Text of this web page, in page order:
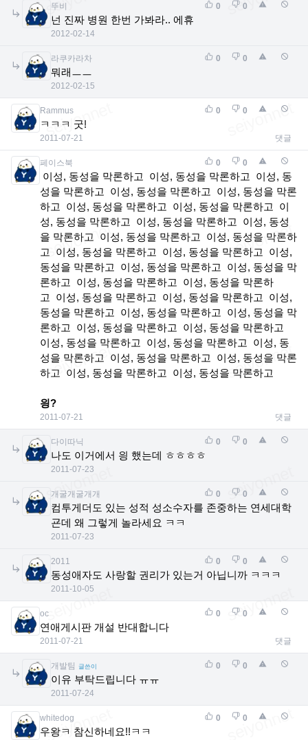
뚜비 0 0
넌 진짜 병원 한번 가봐라.. 에휴
2012-02-14
라쿠카라차 0 0
뭐래ㅡㅡ
2012-02-15
Rammus 0 0
ㅋㅋㅋ 굿!
2011-07-21 댓글
페이스북 0 0
이성, 동성을 막론하고 이성, 동성을 막론하고 이성, 동
성을 막론하고 이성, 동성을 막론하고 이성, 동성을 막론
하고 이성, 동성을 막론하고 이성, 동성을 막론하고 이
성, 동성을 막론하고 이성, 동성을 막론하고 이성, 동성
을 막론하고 이성, 동성을 막론하고 이성, 동성을 막론하
고 이성, 동성을 막론하고 이성, 동성을 막론하고 이성,
동성을 막론하고 이성, 동성을 막론하고 이성, 동성을 막
론하고 이성, 동성을 막론하고 이성, 동성을 막론하
고 이성, 동성을 막론하고 이성, 동성을 막론하고 이성,
동성을 막론하고 이성, 동성을 막론하고 이성, 동성을 막
론하고 이성, 동성을 막론하고 이성, 동성을 막론하고
이성, 동성을 막론하고 이성, 동성을 막론하고 이성, 동
성을 막론하고 이성, 동성을 막론하고 이성, 동성을 막론
하고 이성, 동성을 막론하고 이성, 동성을 막론하고
읭?
2011-07-21 댓글
다이따닉 0 0
나도 이거에서 읭 했는데 ㅎㅎㅎㅎ
2011-07-23
개굴개굴개개 0 0
컴투게더도 있는 성적 성소수자를 존중하는 연세대학
굔데 왜 그렇게 놀라세요 ㅋㅋ
2011-07-23
2011 0 0
동성애자도 사랑할 권리가 있는거 아닙니까 ㅋㅋㅋ
2011-10-05
oc 0 0
연애게시판 개설 반대합니다
2011-07-21 댓글
개발팀 글쓴이 0 0
이유 부탁드립니다 ㅠㅠ
2011-07-24
whitedog 0 0
우왕ㅋ 참신하네요!!ㅋㅋ